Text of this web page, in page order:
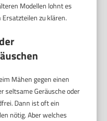
Modellen lohnt es
zu klären.
Mähen gegen einen
seltsame Geräusche oder
Dann ist oft ein
nötig. Aber welches